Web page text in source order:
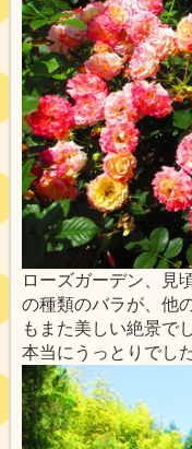
ローズガーデン、見
の種類のバラが、他
もまた美しい絶景で
本当にうっとりでし